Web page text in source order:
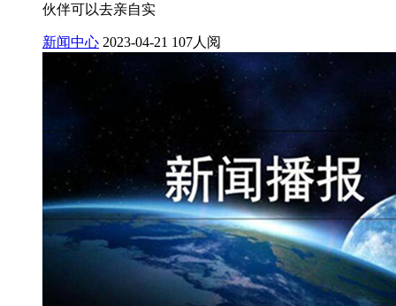
伙伴可以去亲自实
新闻中心 2023-04-21 107人阅